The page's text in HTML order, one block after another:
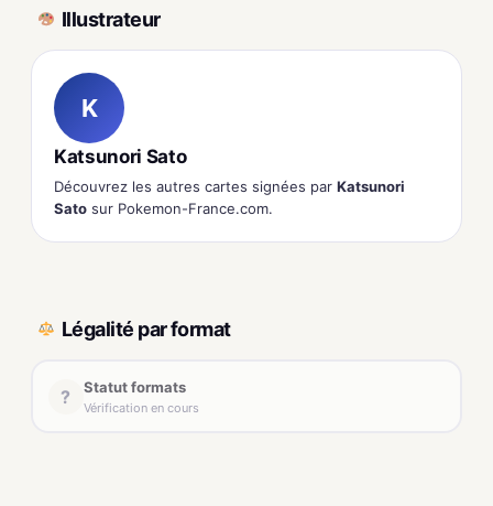
Illustrateur
K
Katsunori Sato
Découvrez les autres cartes signées par Katsunori
Sato sur Pokemon-France.com.
Légalité par format
? Statut formats
Vérification en cours